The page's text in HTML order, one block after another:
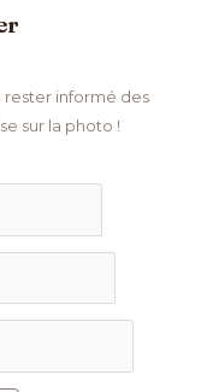
rester informé des
sur la photo !